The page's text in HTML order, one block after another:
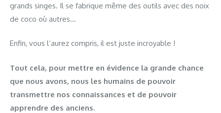
grands singes. Il se fabrique même des outils avec des noix
de coco où autres…
Enfin, vous l’aurez compris, il est juste incroyable !
Tout cela, pour mettre en évidence la grande chance
que nous avons, nous les humains de pouvoir
transmettre nos connaissances et de pouvoir
apprendre des anciens.